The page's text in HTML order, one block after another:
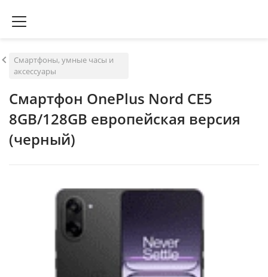
Смартфоны, умные часы и
аксессуары
Смартфон OnePlus Nord CE5
8GB/128GB европейская версия
(черный)